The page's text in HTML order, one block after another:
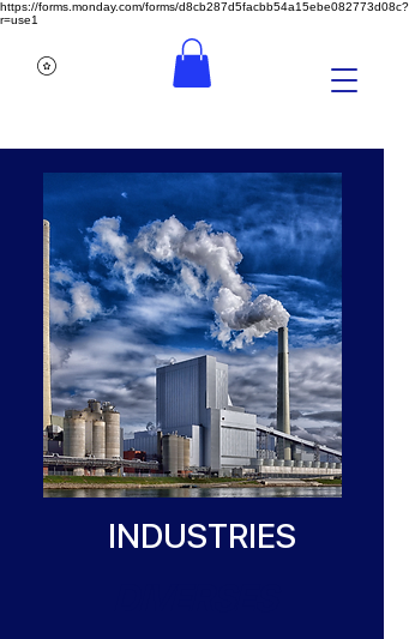
https://forms.monday.com/forms/d8cb287d5facbb54a15ebe082773d08c?
r=use1
INDUSTRIES